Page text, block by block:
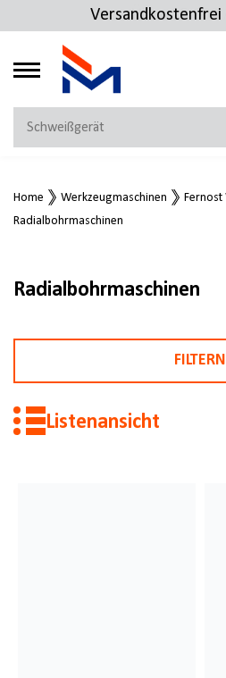
Versandkostenfrei
4.69
MEIN KONTO
Jetzt anmelden
Home Werkzeugmaschinen
Fernost
Radialbohrmaschinen
Radialbohrmaschinen
FILTERN
Listenansicht